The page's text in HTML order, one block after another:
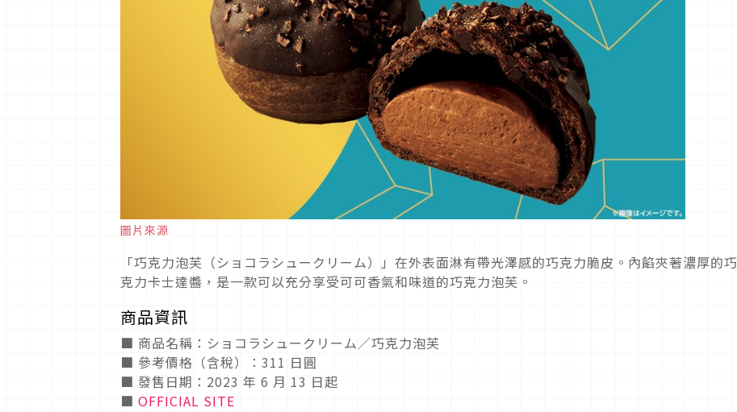
圖片來源
「巧克力泡芙（ショコラシュークリーム）」在外表面淋有帶光澤感的巧克力脆皮。內餡夾著濃厚的巧
克力卡士達醬，是一款可以充分享受可可香氣和味道的巧克力泡芙。
商品資訊
■ 商品名稱：ショコラシュークリーム／巧克力泡芙
■ 參考價格（含稅）：311 日圓
■ 發售日期：2023 年 6 月 13 日起
■ OFFICIAL SITE